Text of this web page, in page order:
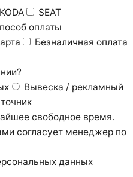
SEAT
оплаты
Безналичная оплата
Вывеска / рекламный
свободное время.
согласует менеджер по
данных